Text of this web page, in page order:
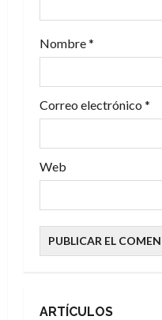
r
a
d
a
s
Nombre*
Correo electrónico *
Web
ARTÍCULOS